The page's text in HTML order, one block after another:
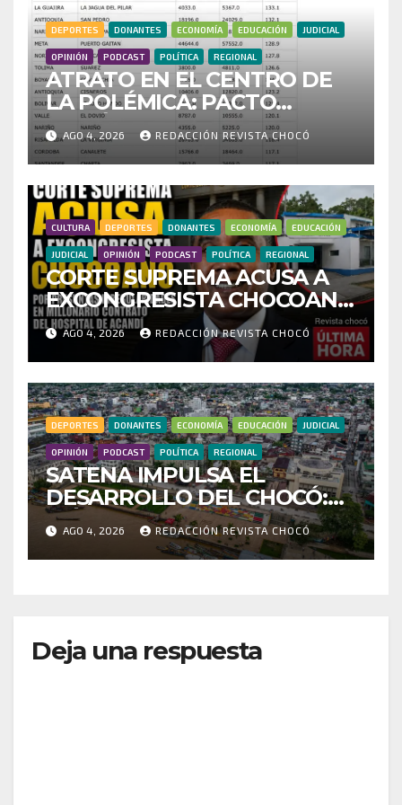
DEPORTES DONANTES ECONOMÍA EDUCACIÓN JUDICIAL
OPINIÓN PODCAST POLÍTICA REGIONAL
ATRATO EN EL CENTRO DE
LA POLÉMICA: PACTO
HISTÓRICO CUESTIONA
CENSO ELECTORAL Y PIDE
INVESTIGAR PRESUNTO
FRAUDE
AGO 4, 2026 REDACCIÓN REVISTA CHOCÓ
CULTURA DEPORTES DONANTES ECONOMÍA EDUCACIÓN
JUDICIAL OPINIÓN PODCAST POLÍTICA REGIONAL
CORTE SUPREMA ACUSA A
EXCONGRESISTA CHOCOANO
POR PRESUNTAS
IRREGULARIDADES EN
MILLONARIO CONTRATO
DEL HOSPITAL DE ACANDÍ
AGO 4, 2026 REDACCIÓN REVISTA CHOCÓ
DEPORTES DONANTES ECONOMÍA EDUCACIÓN JUDICIAL
OPINIÓN PODCAST POLÍTICA REGIONAL
SATENA IMPULSA EL
DESARROLLO DEL CHOCÓ:
MÁS DE 35 MIL PASAJEROS
MOVILIZADOS Y NUEVAS
RUTAS FORTALECEN LA
AGO 4, 2026 REDACCIÓN REVISTA CHOCÓ
Deja una respuesta